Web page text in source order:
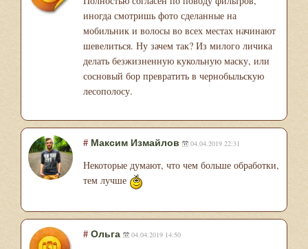
иногда смотришь фото сделанные на
мобильник и волосы во всех местах начинают
шевелиться. Ну зачем так? Из милого личика
делать безжизненную кукольную маску, или
сосновый бор превратить в чернобыльскую
лесополосу.
# Максим Измайлов 04.04.2019 22:31
Некоторые думают, что чем больше обработки,
тем лучше
# Ольга 04.04.2019 14:50